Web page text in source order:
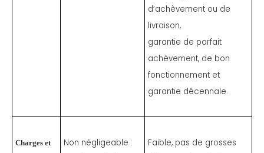
d’achèvement ou de
livraison,
garantie de parfait
achèvement, de bon
fonctionnement et
garantie décennale.
Charges et
Non négligeable :
Faible, pas de grosses